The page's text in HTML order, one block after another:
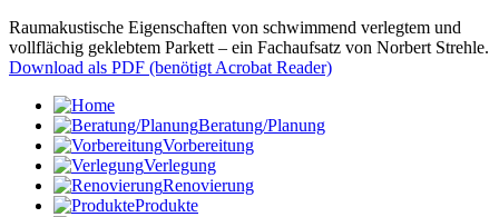
Raumakustische Eigenschaften von schwimmend verlegtem und
vollflächig geklebtem Parkett – ein Fachaufsatz von Norbert Strehle.
Download als PDF (benötigt Acrobat Reader)
Beratung/Planung
Vorbereitung
Verlegung
Renovierung
Produkte